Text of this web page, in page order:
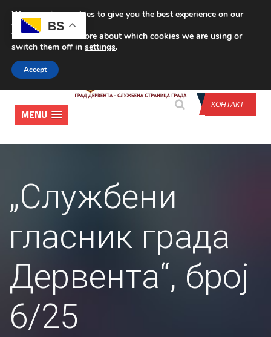
CONTACT US
КОНТАКТ
MENU
„Службени
гласник града
Дервента“, број
6/25
BS
We are using cookies to give you the best experience on our
website.
You can find out more about which cookies we are using or
switch them off in settings.
Accept